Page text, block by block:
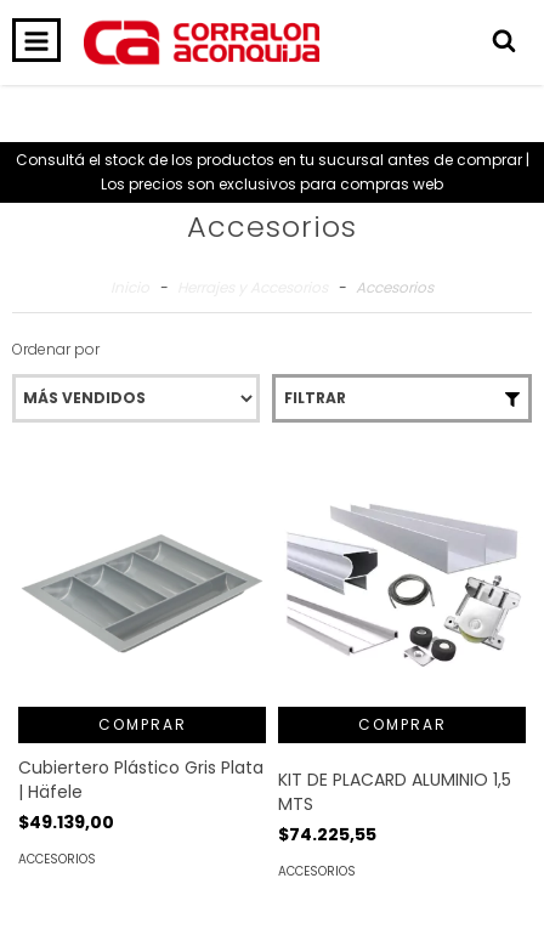
INICIO PRODUCTOS 0
Consultá el stock de los productos en tu sucursal antes de comprar |
Los precios son exclusivos para compras web
Accesorios
- - Accesorios
Ordenar por
FILTRAR
COMPRAR
Cubiertero Plástico Gris Plata
| Häfele
$49.139,00
ACCESORIOS
KIT DE PLACARD ALUMINIO 1,5
MTS
$74.225,55
ACCESORIOS